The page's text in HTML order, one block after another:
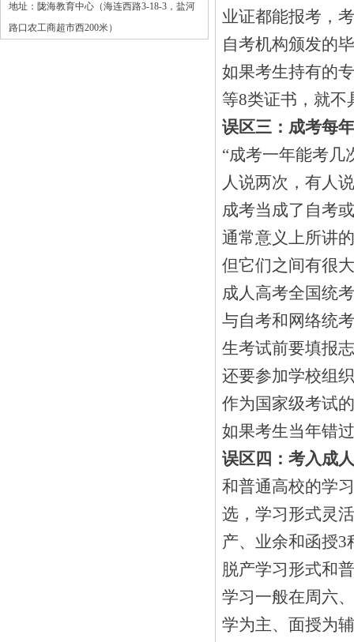
地址：陇海教育中心（海连西路3-18-3，盐河
路口农工商超市西200米）
业证都能报考，
自考机构颁发的
如果考生持有的
等8类证书，就不
误区三：成考每
“成考一年能考几
人说两次，有人
成考当成了自考
通常意义上所讲
但它们之间有很
成人高考全国统
与自考和网络统
生考试前要填报
还要参加学校组
作为国家级考试
如果考生当年错
误区四：考入成
和普通高校的学
选，学习形式灵
产、业余和函授3
脱产学习形式和
学习一般在周六
学为主、面授为